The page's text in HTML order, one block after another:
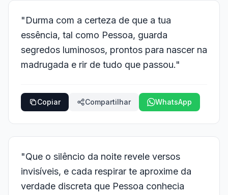
"Durma com a certeza de que a tua
essência, tal como Pessoa, guarda
segredos luminosos, prontos para nascer na
madrugada e rir de tudo que passou."
Copiar Compartilhar WhatsApp
"Que o silêncio da noite revele versos
invisíveis, e cada respirar te aproxime da
verdade discreta que Pessoa conhecia